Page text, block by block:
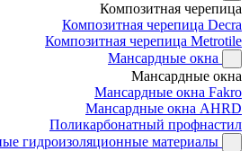
Композитная черепица
Композитная черепица Decra
Композитная черепица Metrotile
Мансардные окна
Мансардные окна
Мансардные окна Fakro
Мансардные окна AHRD
Поликарбонатный профнастил
гидроизоляционные материалы